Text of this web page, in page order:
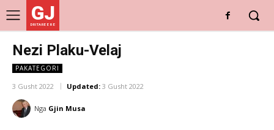
GJ
DRITARE E RE
Nezi Plaku-Velaj
PAKATEGORI
3 Gusht 2022 Updated: 3 Gusht 2022
Nga Gjin Musa